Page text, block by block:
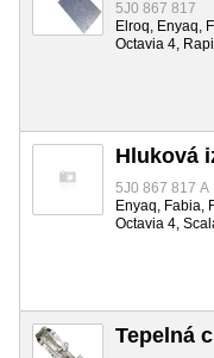
5J0 867 817
Elroq, Enyaq,
Octavia 4,
Hluková
5J0 867 817 A
Enyaq, Fabia,
Octavia 4,
Tepelná